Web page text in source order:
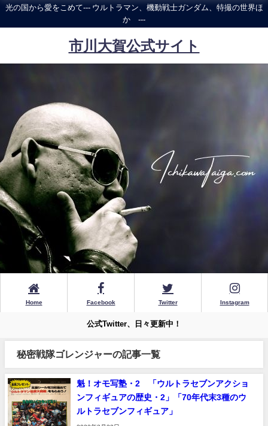
光の国から愛をこめて--- ウルトラマン、機動戦士ガンダム、特撮の世界ほ
か ---
市川大賀公式サイト
Home Facebook Twitter Instagram
公式Twitter、日々更新中！
秘密戦隊ゴレンジャーの記事一覧
魁！オモ写塾・2 「ウルトラセブンアクショ
ンフィギュアの歴史・2」「70年代末3種のウ
ルトラセブンフィギュア」